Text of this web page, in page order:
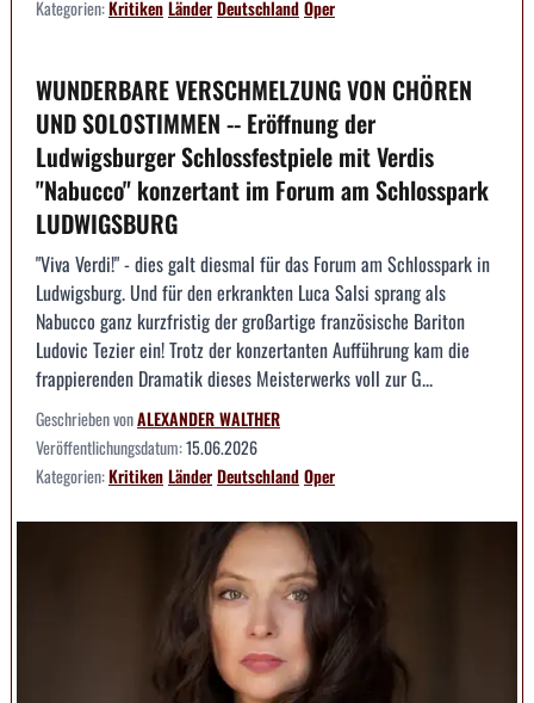
Kategorien:KritikenLänderDeutschlandOper
WUNDERBARE VERSCHMELZUNG VON CHÖREN
UND SOLOSTIMMEN -- Eröffnung der
Ludwigsburger Schlossfestpiele mit Verdis
"Nabucco" konzertant im Forum am Schlosspark
LUDWIGSBURG
"Viva Verdi!" - dies galt diesmal für das Forum am Schlosspark in
Ludwigsburg. Und für den erkrankten Luca Salsi sprang als
Nabucco ganz kurzfristig der großartige französische Bariton
Ludovic Tezier ein! Trotz der konzertanten Aufführung kam die
frappierenden Dramatik dieses Meisterwerks voll zur G...
Geschrieben vonALEXANDER WALTHER
Veröffentlichungsdatum:15.06.2026
Kategorien:KritikenLänderDeutschlandOper